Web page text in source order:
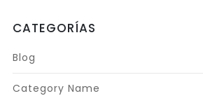
CATEGORÍAS
Blog
Category Name